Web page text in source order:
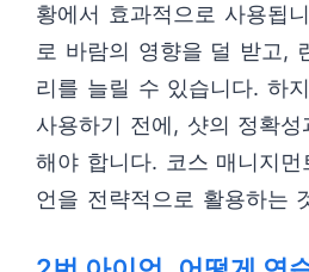
황에서 효과적으로 사용됩
로 바람의 영향을 덜 받고,
리를 늘릴 수 있습니다. 하
사용하기 전에, 샷의 정확
해야 합니다. 코스 매니지
언을 전략적으로 활용하는